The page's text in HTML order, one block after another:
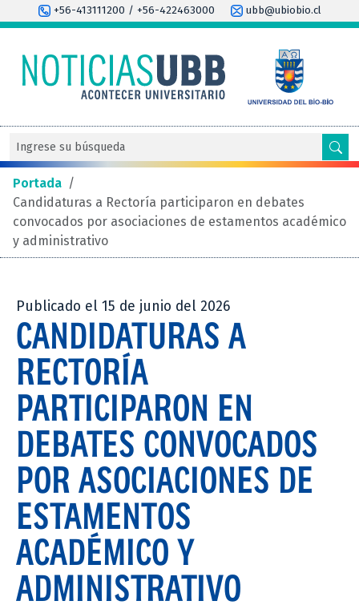
+56-413111200 / +56-422463000 ubb@ubiobio.cl
Portada /
Candidaturas a Rectoría participaron en debates
convocados por asociaciones de estamentos académico
y administrativo
Publicado el 15 de junio del 2026
CANDIDATURAS A
RECTORÍA
PARTICIPARON EN
DEBATES CONVOCADOS
POR ASOCIACIONES DE
ESTAMENTOS
ACADÉMICO Y
ADMINISTRATIVO